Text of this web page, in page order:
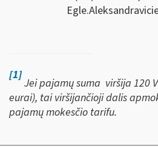
[1]
Jei pajamų suma viršija 120
eurai), tai viršijančioji dalis
pajamų mokesčio tarifu.